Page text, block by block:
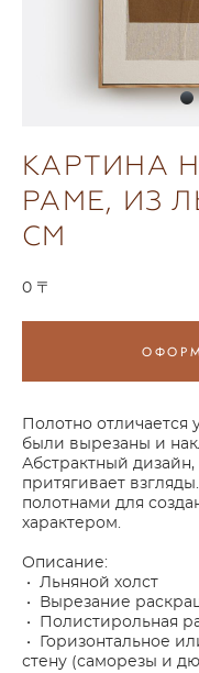
КАРТИНА
РАМЕ, ИЗ
СМ
0 〒
Полотно
были вырезаны и
Абстрактный
притягивает
полотнами для
характером.
Описание:
• Льняной холст
• Вырезание
• Полистирольная
• Горизонтальное
стену (саморезы и